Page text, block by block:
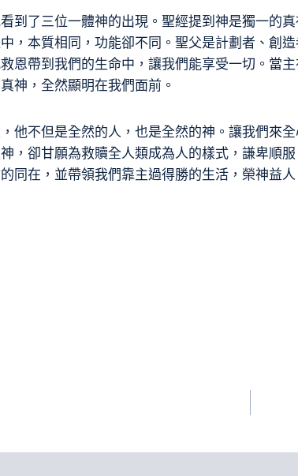
到了三位一體神的出現。聖經提到神是獨一的
，本質相同，功能卻不同。聖父是計劃者、創
恩帶到我們的生命中，讓我們能享受一切。當
神，全然顯明在我們面前。
他不但是全然的人，也是全然的神。讓我們來
，卻甘願為救贖全人類成為人的樣式，謙卑順
同在，並帶領我們靠主過得勝的生活，榮神益